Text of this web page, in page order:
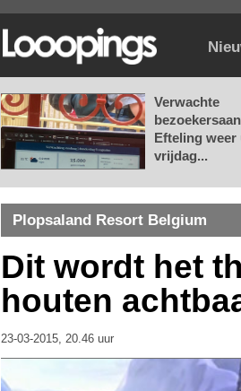
Verwachte
Efteling weer
vrijdag...
Plopsaland Resort Belgium
Dit wordt het
houten
23-03-2015, 20.46 uur